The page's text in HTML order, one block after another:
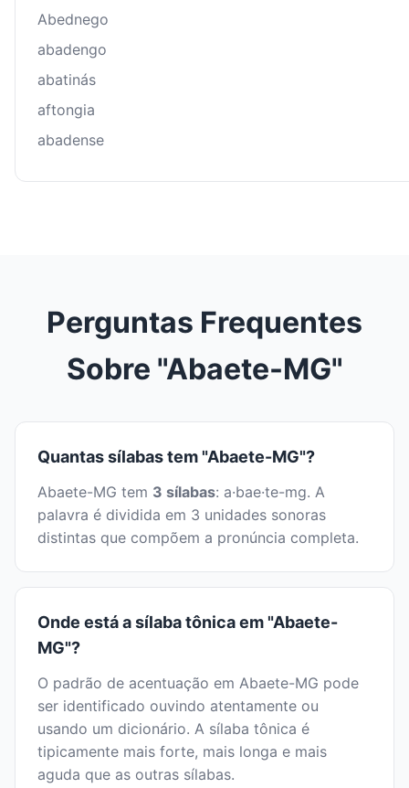
Abednego
abadengo
abatinás
aftongia
abadense
Perguntas Frequentes
Sobre "Abaete-MG"
Quantas sílabas tem "Abaete-MG"?
Abaete-MG tem 3 sílabas: a·bae·te-mg. A
palavra é dividida em 3 unidades sonoras
distintas que compõem a pronúncia completa.
Onde está a sílaba tônica em "Abaete-
MG"?
O padrão de acentuação em Abaete-MG pode
ser identificado ouvindo atentamente ou
usando um dicionário. A sílaba tônica é
tipicamente mais forte, mais longa e mais
aguda que as outras sílabas.